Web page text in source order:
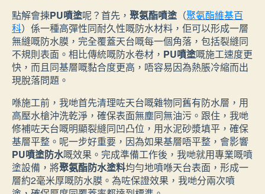
點解會揀PU噴塗呢？首先， 聚氨酯噴塗 （聚氨酯維基百
科）係一種高彈性同耐久性嘅防水材料，佢可以形成一層
無縫嘅防水膜，完全覆蓋天台嘅每一個角落，包括裂縫同
不規則表面。相比傳統嘅防水卷材， PU噴塗嘅施工速度更
快，而且同基層嘅黏合度更高，唔容易因為熱脹冷縮而出
現脫落問題。
喺施工前，我哋首先清理咗天台嘅雜物同舊有防水層，用
高壓水槍沖洗乾淨，確保表面無塵同無油污。跟住，我哋
修補咗天台嘅明顯裂縫同凹凸位，用水泥砂漿填平，確保
基層平整。呢一步好重要，因為如果基層唔平整，會影響
PU噴塗防水嘅效果。完成準備工作後，我哋就用專業嘅噴
塗設備，將聚氨酯防水塗料均勻地噴喺天台表面，形成一
層約2毫米厚嘅防水膜。為咗保證效果，我哋分兩次噴